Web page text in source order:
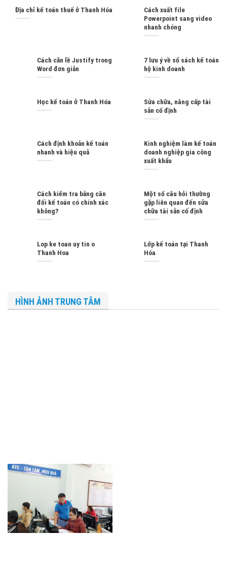
Địa chỉ kế toán thuế ở Thanh Hóa
Cách xuất file
Powerpoint sang video
nhanh chóng
Cách căn lề Justify trong
Word đơn giản
7 lưu ý về sổ sách kế toán
hộ kinh doanh
Học kế toán ở Thanh Hóa
Sửa chữa, nâng cấp tài
sản cố định
Cách định khoản kế toán
nhanh và hiệu quả
Kinh nghiệm làm kế toán
doanh nghiệp gia công
xuất khẩu
Cách kiểm tra bảng cân
đối kế toán có chính xác
không?
Một số câu hỏi thường
gặp liên quan đến sửa
chữa tài sản cố định
Lop ke toan uy tin o
Thanh Hoa
Lớp kế toán tại Thanh
Hóa
HÌNH ẢNH TRUNG TÂM